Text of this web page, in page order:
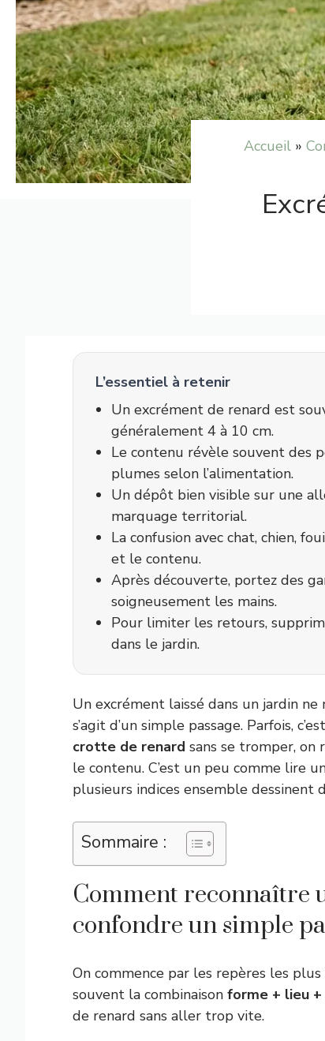
Accueil »
L’essentiel à retenir
Un excrément de renard est
généralement 4 à 10 cm.
Le contenu révèle souvent des
plumes selon l’alimentation.
Un dépôt bien visible sur une
marquage territorial.
La confusion avec chat, chien,
et le contenu.
Après découverte, portez des
soigneusement les mains.
Pour limiter les retours,
dans le jardin.
Un excrément laissé dans un jardin
s’agit d’un simple passage. Parfois,
crotte de renard sans se tromper, on
le contenu. C’est un peu comme lire
plusieurs indices ensemble dessinent
Sommaire :
Comment reconnaître
confondre un simple
On commence par les repères les
souvent la combinaison forme + lieu
de renard sans aller trop vite.